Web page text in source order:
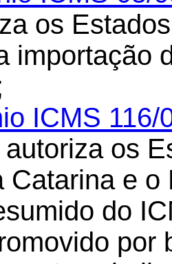
os
importação
ICMS 116/
os
Catarina e
do
por